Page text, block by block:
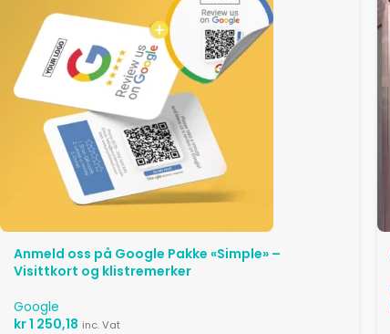
Anmeld oss ​​på Google Pakke «Simple» –
Visittkort og klistremerker
Google
kr1 250,18 inc. Vat